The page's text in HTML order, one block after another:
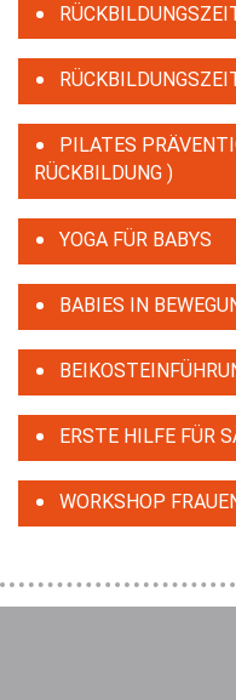
PILATES
RÜCKBILDUNG )
YOGA FÜR BABYS
BABIES IN
ERSTE HILFE FÜR
WORKSHOP